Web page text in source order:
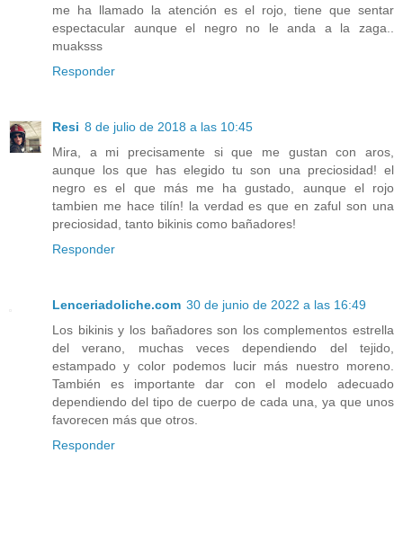
me ha llamado la atención es el rojo, tiene que sentar
espectacular aunque el negro no le anda a la zaga..
muaksss
Responder
Resi 8 de julio de 2018 a las 10:45
Mira, a mi precisamente si que me gustan con aros,
aunque los que has elegido tu son una preciosidad! el
negro es el que más me ha gustado, aunque el rojo
tambien me hace tilín! la verdad es que en zaful son una
preciosidad, tanto bikinis como bañadores!
Responder
Lenceriadoliche.com 30 de junio de 2022 a las 16:49
Los bikinis y los bañadores son los complementos estrella
del verano, muchas veces dependiendo del tejido,
estampado y color podemos lucir más nuestro moreno.
También es importante dar con el modelo adecuado
dependiendo del tipo de cuerpo de cada una, ya que unos
favorecen más que otros.
Responder